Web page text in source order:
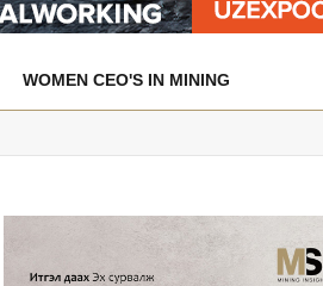
WOMEN CEO'S IN MINING